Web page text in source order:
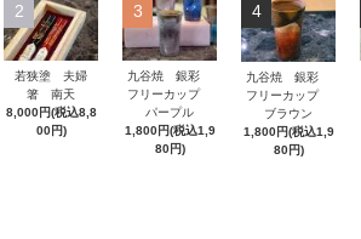
2
若狭塗 夫婦
箸 南天
8,000円(税込8,8
00円)
3
九谷焼 銀彩
フリーカップ
パープル
1,800円(税込1,9
80円)
4
九谷焼 銀彩
フリーカップ
ブラウン
1,800円(税込1,9
80円)